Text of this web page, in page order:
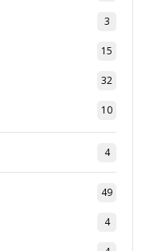
3
15
32
10
4
49
4